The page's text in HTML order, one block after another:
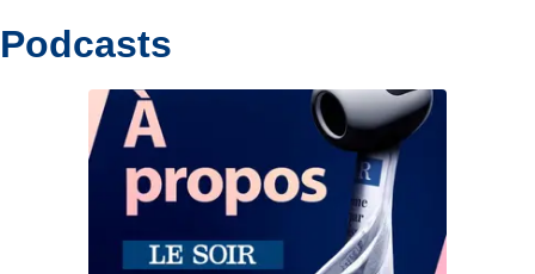
Podcasts